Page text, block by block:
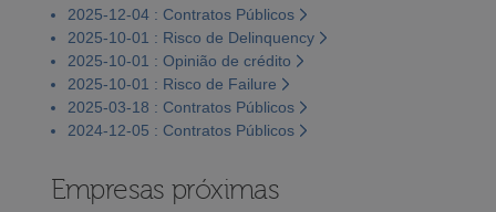
2025-12-04 : Contratos Públicos
2025-10-01 : Risco de Delinquency
2025-10-01 : Opinião de crédito
2025-10-01 : Risco de Failure
2025-03-18 : Contratos Públicos
2024-12-05 : Contratos Públicos
Empresas próximas